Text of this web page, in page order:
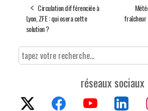
Circulation différenciée à
Lyon, ZFE : qui osera cette
solution ?
fraîcheur
réseaux sociaux